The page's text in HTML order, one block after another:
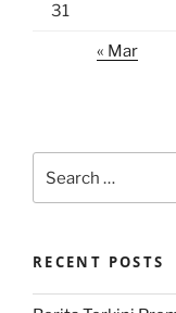
31
« Mar
for:
RECENT POSTS